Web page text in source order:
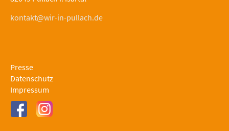
kontakt@wir-in-pullach.de
Presse
Datenschutz
Impressum